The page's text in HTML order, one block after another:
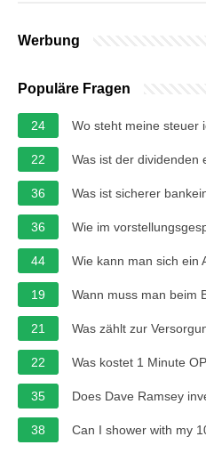
Werbung
Populäre Fragen
24 Wo steht meine steuer
22 Was ist der dividenden
36 Was ist sicherer
36 Wie im
44 Wie kann man sich ein
19 Wann muss man beim
21 Was zählt zur
22 Was kostet 1 Minute
35 Does Dave Ramsey
38 Can I shower with my